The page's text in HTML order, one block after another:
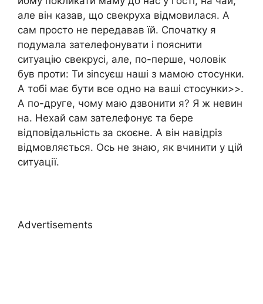
але він казав, що свекруха відмовилася. А
сам просто не передавав їй. Спочатку я
подумала зателефонувати і пояснити
ситуацію свекрусі, але, по-перше, чоловік
був проти: Ти зіnсуєш наші з мамою стосунки.
А тобі має бути все одно на ваші стосунки>>.
А по-друге, чому маю дзвонити я? Я ж невин
на. Нехай сам зателефонує та бере
відповідальність за скоєне. А він навідріз
відмовляється. Ось не знаю, як вчинити у цій
ситуації.
Advertisements